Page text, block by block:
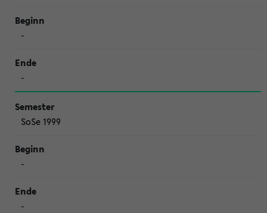
-
-
SoSe 1999
-
-